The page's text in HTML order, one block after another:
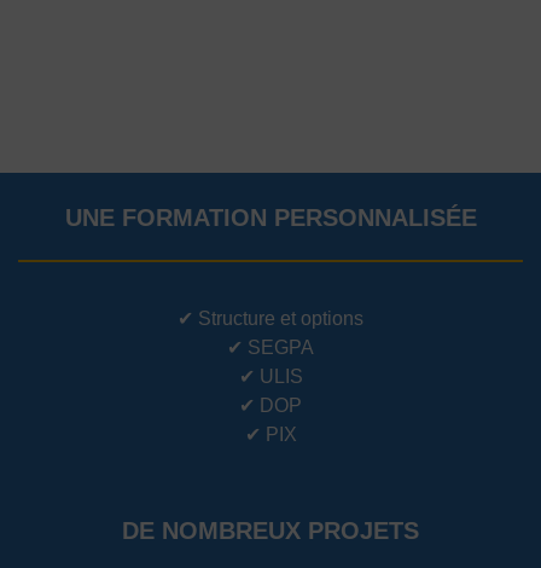
UNE FORMATION PERSONNALISÉE
✔ Structure et options
✔ SEGPA
✔ ULIS
✔ DOP
✔ PIX
DE NOMBREUX PROJETS